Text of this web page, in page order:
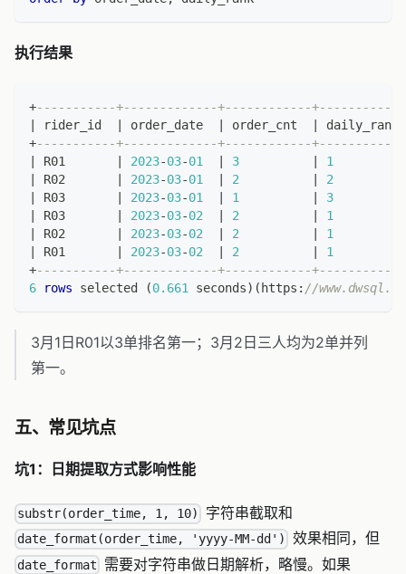
执行结果
+-----------+-------------+------------
rider_id order_date order_cnt
+-----------+-------------+------------
R01 2023-03-01 3
1
R02 2023-03-01 2
2
R03 2023-03-01 1
3
R03 2023-03-02 2
1
R02 2023-03-02 2
1
R01 2023-03-02 2
1
+-----------+-------------+------------
6
rows selected (0.661 seconds) ( https: //
3月1日R01以3单排名第一；3月2日三人均为2单并列
第一。
五、常见坑点
坑1：日期提取方式影响性能
substr(order_time, 1, 10) 字符串截取和
date_format(order_time, 'yyyy-MM-dd') 效果相同，但
date_format
需要对字符串做日期解析，略慢。如果